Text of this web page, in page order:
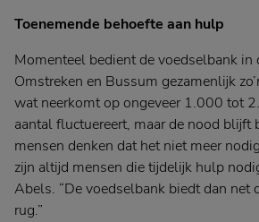
Toenemende behoefte aan hulp
Momenteel bedient de voedselbank in
Omstreken en Bussum gezamenlijk
wat neerkomt op ongeveer 1.000 tot
aantal fluctuereert, maar de nood blijft
mensen denken dat het niet meer
zijn altijd mensen die tijdelijk hulp
Abels. “De voedselbank biedt dan net
rug.”